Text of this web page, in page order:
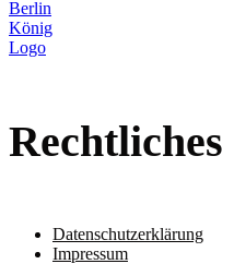
Rechtliches
Datenschutzerklärung
Impressum